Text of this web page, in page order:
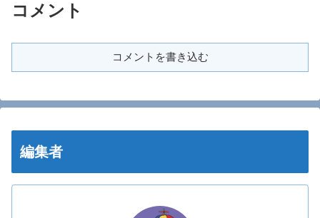
コメント
コメントを書き込む
編集者